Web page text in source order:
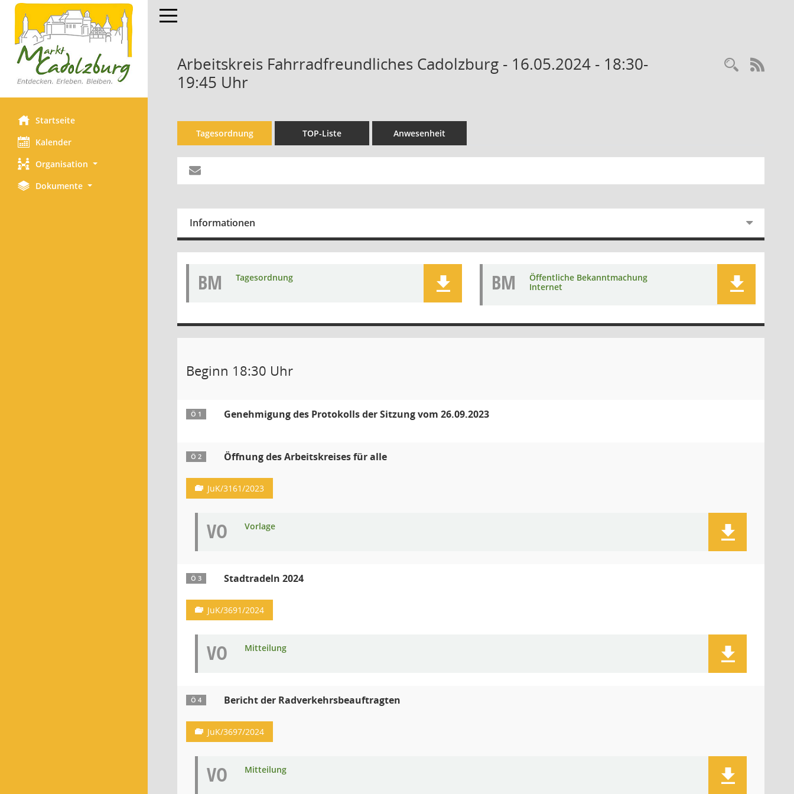
Startseite
Kalender
Organisation
Dokumente
Toggle navigation
Arbeitskreis Fahrradfreundliches Cadolzburg - 16.05.2024 - 18:30-
19:45 Uhr
Tagesordnung TOP-Liste Anwesenheit
Informationen
BM Tagesordnung BM
Öffentliche Bekanntmachung
Internet
Beginn 18:30 Uhr
Ö 1 Genehmigung des Protokolls der Sitzung vom 26.09.2023
Ö 2 Öffnung des Arbeitskreises für alle
JuK/3161/2023
VO Vorlage
Ö 3 Stadtradeln 2024
JuK/3691/2024
VO Mitteilung
Ö 4 Bericht der Radverkehrsbeauftragten
JuK/3697/2024
VO Mitteilung